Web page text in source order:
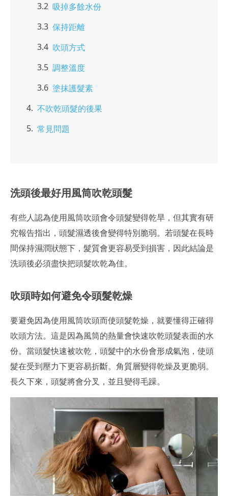
吸掉多餘水份
保持距離
吹頭方式
調整溫度
塗抹護髮素
不吹乾頭髮的後果
常見問題
洗頭後最好用風筒吹乾頭髮
有些人認為使用風筒吹頭會令頭髮變得乾旱，但其實有研
究報告指出，頭髮濕透後會變得特別脆弱。若頭髮在長時
間保持濕潤狀態下，髮質會更容易受到損害，因此結論是
洗頭後必須盡快把頭髮吹乾為佳。
吹頭時如何避免令頭髮乾燥
要避免因為使用風筒吹頭而使頭髮乾燥，就要懂得正確得
吹頭方法。這是因為風筒的熱量會快速吹乾頭髮表面的水
份。當頭髮快速被吹乾，頭髮中的水份會形成氣泡，使頭
髮在受到壓力下更容易折斷。角質層變得乾燥及更脆弱。
長久下來，頭髮將會分叉，並且變得毛躁。